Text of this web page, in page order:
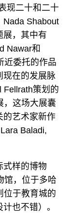
现二十和二十
Nada Shabout
展，其中有
Nawar和
近委托的作品
现在的发展脉
Fellrath策划的
，这场大展囊
的艺术家新作
Baladi,
式样的博物
馆，位于多哈
位于教育城的
也不错）。